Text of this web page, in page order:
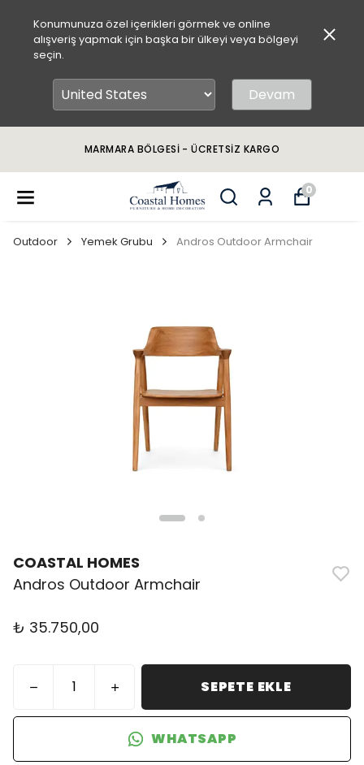
Konumunuza özel içerikleri görmek ve online
alışveriş yapmak için başka bir ülkeyi veya bölgeyi
seçin.
Devam
MARMARA BÖLGESİ - ÜCRETSİZ KARGO
0
Outdoor Yemek Grubu Andros Outdoor Armchair
COASTAL HOMES
Andros Outdoor Armchair
₺ 35.750,00
SEPETE EKLE
WHATSAPP